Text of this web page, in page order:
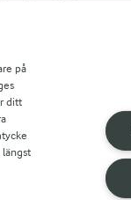
på
ditt
längst